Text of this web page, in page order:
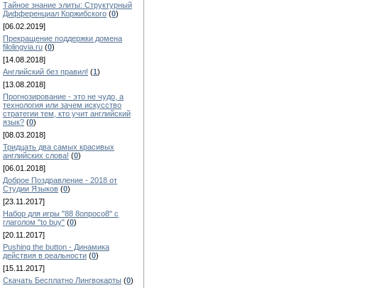
Тайное знание элиты: Структурный
Дифференциал Коржибского (0)
[06.02.2019]
Прекращение поддержки домена
filolingvia.ru (0)
[14.08.2018]
Английский без правил! (1)
[13.08.2018]
Прогнозирование - это не чудо, а
технология или зачем искусство
стратегии тем, кто учит английский
язык? (0)
[08.03.2018]
Тридцать два самых красивых
английских слова! (0)
[06.01.2018]
Доброе Поздравление - 2018 от
Студии Языков (0)
[23.11.2017]
Набор для игры "88 8опросо8" с
глаголом "to buy" (0)
[20.11.2017]
Pushing the button - Динамика
действия в реальности (0)
[15.11.2017]
Скачать Бесплатно Лингвокарты (0)